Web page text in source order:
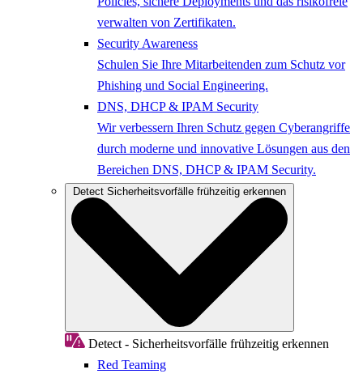
verwalten von Zertifikaten.
Security Awareness
Schulen Sie Ihre Mitarbeitenden zum Schutz vor
Phishing und Social Engineering.
DNS, DHCP & IPAM Security
Wir verbessern Ihren Schutz gegen Cyberangriffe
durch moderne und innovative Lösungen aus den
Bereichen DNS, DHCP & IPAM Security.
Detect Sicherheitsvorfälle frühzeitig erkennen
Detect - Sicherheitsvorfälle frühzeitig erkennen
Red Teaming